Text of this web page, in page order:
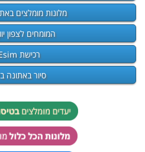
מלונות מומלצים
המומחים לצפון
רכישת Esim ביוון
סיור באתונה